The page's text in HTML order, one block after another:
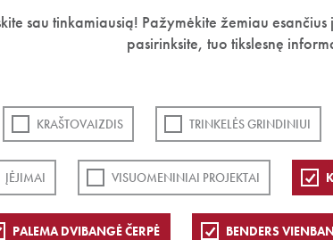
sau tinkamiausią! Pažymėkite žemiau
pasirinksite, tuo tikslesnę
KRAŠTOVAIZDIS TRINKELĖS GRINDINIUI
ĮĖJIMAI VISUOMENINIAI PROJEKTAI
PALEMA DVIBANGĖ ČERPĖ BENDERS